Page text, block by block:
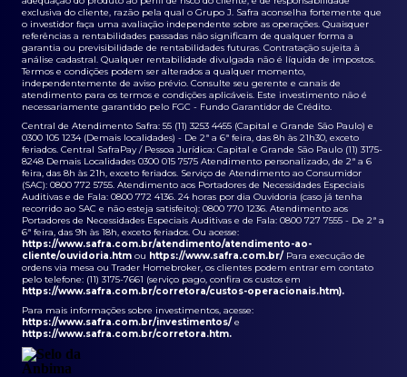
exclusiva do cliente, razão pela qual o Grupo J. Safra aconselha fortemente que
o investidor faça uma avaliação independente sobre as operações. Quaisquer
referências a rentabilidades passadas não significam de qualquer forma a
garantia ou previsibilidade de rentabilidades futuras. Contratação sujeita à
análise cadastral. Qualquer rentabilidade divulgada não é líquida de impostos.
Termos e condições podem ser alterados a qualquer momento,
independentemente de aviso prévio. Consulte seu gerente e canais de
atendimento para os termos e condições aplicáveis. Este investimento não é
necessariamente garantido pelo FGC - Fundo Garantidor de Crédito.
Central de Atendimento Safra: 55 (11) 3253 4455 (Capital e Grande São Paulo) e
0300 105 1234 (Demais localidades) - De 2ª a 6ª feira, das 8h às 21h30, exceto
feriados. Central SafraPay / Pessoa Jurídica: Capital e Grande São Paulo (11) 3175-
8248 Demais Localidades 0300 015 7575 Atendimento personalizado, de 2ª a 6
feira, das 8h às 21h, exceto feriados. Serviço de Atendimento ao Consumidor
(SAC): 0800 772 5755. Atendimento aos Portadores de Necessidades Especiais
Auditivas e de Fala: 0800 772 4136. 24 horas por dia Ouvidoria (caso já tenha
recorrido ao SAC e não esteja satisfeito): 0800 770 1236. Atendimento aos
Portadores de Necessidades Especiais Auditivas e de Fala: 0800 727 7555 - De 2ª a
6ª feira, das 9h às 18h, exceto feriados. Ou acesse:
https://www.safra.com.br/atendimento/atendimento-ao-
cliente/ouvidoria.htm ou https://www.safra.com.br/ Para execução de
ordens via mesa ou Trader Homebroker, os clientes podem entrar em contato
pelo telefone: (11) 3175-7661 (serviço pago, confira os custos em
https://www.safra.com.br/corretora/custos-operacionais.htm).
Para mais informações sobre investimentos, acesse:
https://www.safra.com.br/investimentos/ e
https://www.safra.com.br/corretora.htm.